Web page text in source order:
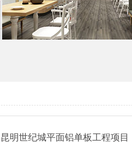
昆明世纪城平面铝单板工程项目